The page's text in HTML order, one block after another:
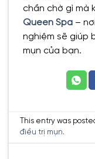
chần chờ gì mà
Queen Spa –
nghiệm sẽ giúp
mụn của bạn.
This entry was
điều trị mụn.